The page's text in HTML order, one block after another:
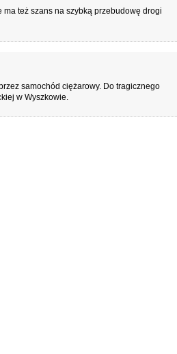
ma też szans na szybką przebudowę drogi
samochód ciężarowy. Do tragicznego
w Wyszkowie.